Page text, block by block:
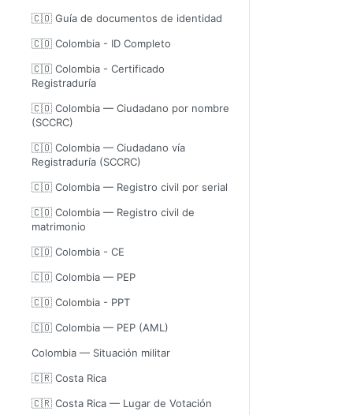
🇨🇴 Guía de documentos de identidad
🇨🇴 Colombia - ID Completo
🇨🇴 Colombia - Certificado
Registraduría
🇨🇴 Colombia — Ciudadano por nombre
(SCCRC)
🇨🇴 Colombia — Ciudadano vía
Registraduría (SCCRC)
🇨🇴 Colombia — Registro civil por serial
🇨🇴 Colombia — Registro civil de
matrimonio
🇨🇴 Colombia - CE
🇨🇴 Colombia — PEP
🇨🇴 Colombia - PPT
🇨🇴 Colombia — PEP (AML)
Colombia — Situación militar
🇨🇷 Costa Rica
🇨🇷 Costa Rica — Lugar de Votación